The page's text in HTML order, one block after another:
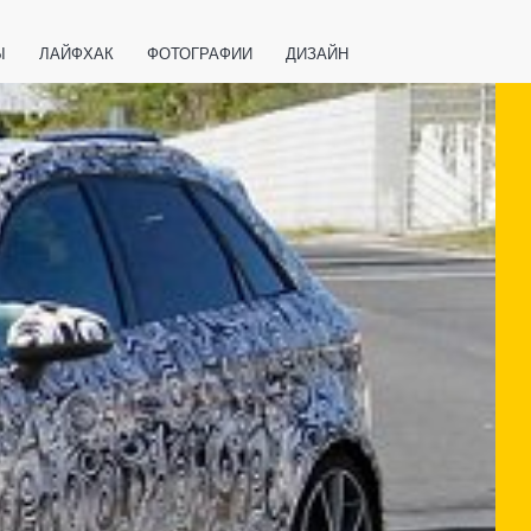
ЛАЙФХАК ФОТОГРАФИИ ДИЗАЙН
ВАЖНО ЗНАТЬ СПОРТ СМАРТФОНЫ ПОЛЕЗНОЕ